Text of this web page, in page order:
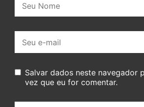
mail:
Salvar dados neste navegador
vez que eu for comentar.